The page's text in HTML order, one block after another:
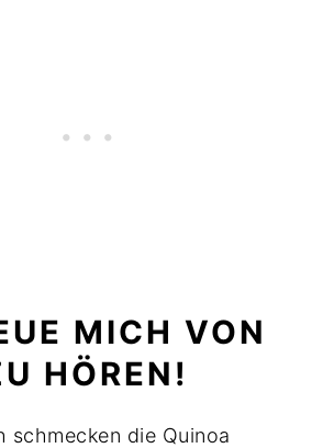
MICH VON
HÖREN!
schmecken die Quinoa